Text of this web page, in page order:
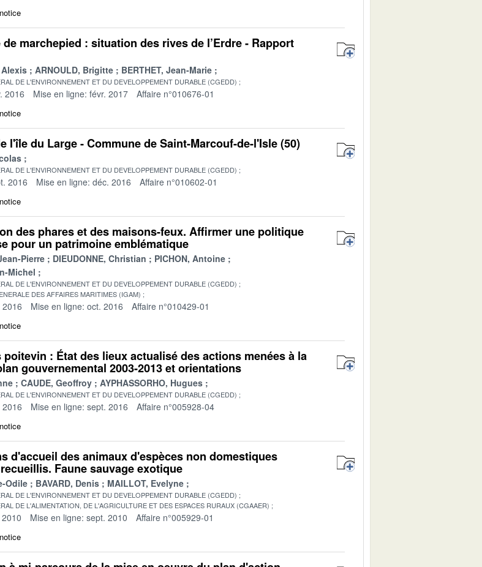
marchepied : situation des rives de l’Erdre - Rapport
Alexis ARNOULD, Brigitte BERTHET, Jean-Marie
DE L'ENVIRONNEMENT ET DU DEVELOPPEMENT DURABLE (CGEDD)
2016 Mise en ligne: févr. 2017 Affaire n°010676-01
l'île du Large - Commune de Saint-Marcouf-de-l'Isle (50)
DE L'ENVIRONNEMENT ET DU DEVELOPPEMENT DURABLE (CGEDD)
2016 Mise en ligne: déc. 2016 Affaire n°010602-01
des phares et des maisons-feux. Affirmer une politique
pour un patrimoine emblématique
Pierre DIEUDONNE, Christian
PICHON, Antoine
Michel
DE L'ENVIRONNEMENT ET DU DEVELOPPEMENT DURABLE (CGEDD)
DES AFFAIRES MARITIMES (IGAM)
Mise en ligne: oct. 2016 Affaire n°010429-01
poitevin : État des lieux actualisé des actions menées à la
gouvernemental 2003-2013 et orientations
CAUDE, Geoffroy AYPHASSORHO, Hugues
DE L'ENVIRONNEMENT ET DU DEVELOPPEMENT DURABLE (CGEDD)
Mise en ligne: sept. 2016 Affaire n°005928-04
d'accueil des animaux d'espèces non domestiques
Faune sauvage exotique
Odile BAVARD, Denis MAILLOT, Evelyne
DE L'ENVIRONNEMENT ET DU DEVELOPPEMENT DURABLE (CGEDD)
DE L'ALIMENTATION, DE L'AGRICULTURE ET DES ESPACES RURAUX (CGAAER)
Mise en ligne: sept. 2010 Affaire n°005929-01